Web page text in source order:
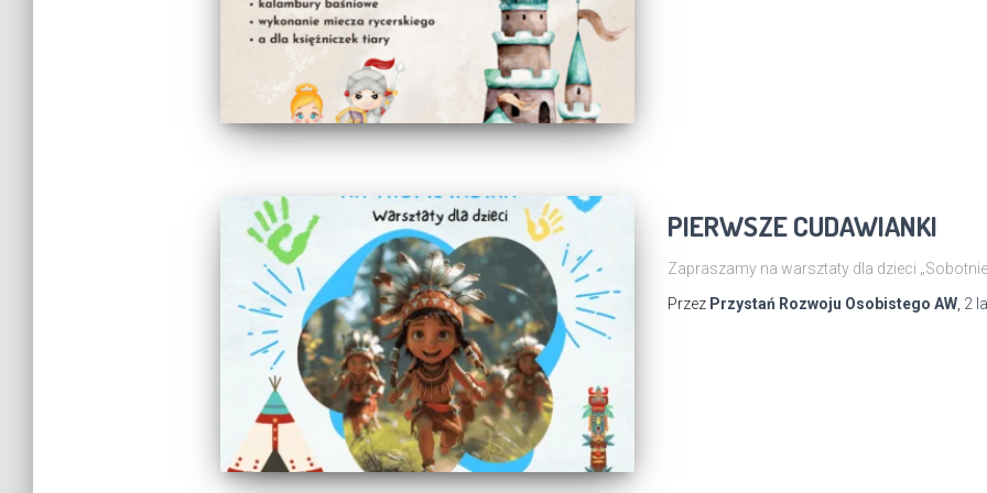
PIERWSZE CUDAWIANKI
Zapraszamy na warsztaty dla dzieci
Przez Przystań Rozwoju Osobistego AW, 2